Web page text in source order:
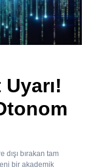
bırakan tam
bir akademik